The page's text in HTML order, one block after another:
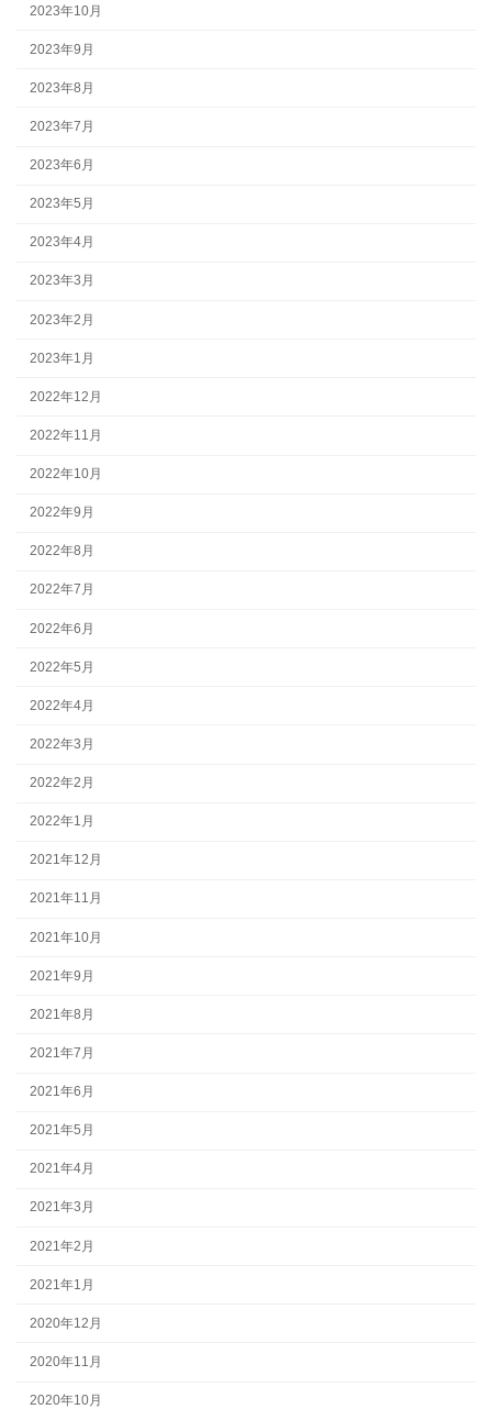
2023年10月
2023年9月
2023年8月
2023年7月
2023年6月
2023年5月
2023年4月
2023年3月
2023年2月
2023年1月
2022年12月
2022年11月
2022年10月
2022年9月
2022年8月
2022年7月
2022年6月
2022年5月
2022年4月
2022年3月
2022年2月
2022年1月
2021年12月
2021年11月
2021年10月
2021年9月
2021年8月
2021年7月
2021年6月
2021年5月
2021年4月
2021年3月
2021年2月
2021年1月
2020年12月
2020年11月
2020年10月